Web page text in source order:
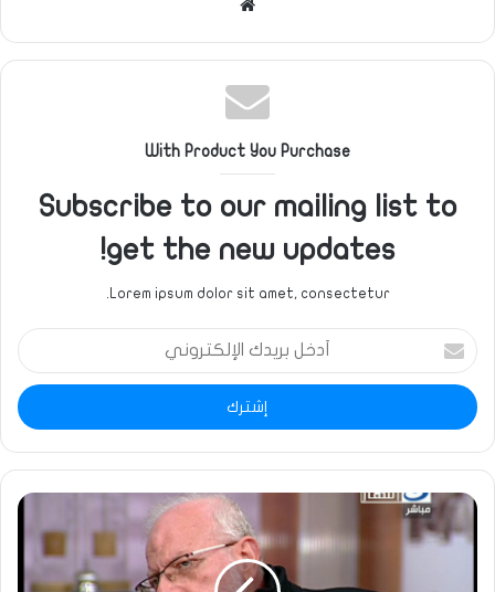
With Product You Purchase
Subscribe to our mailing list to
get the new updates!
Lorem ipsum dolor sit amet, consectetur.
أدخل
بريدك
الإلكتروني